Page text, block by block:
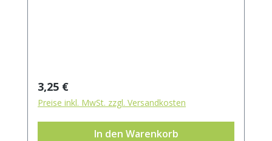
Regulärer Preis:
3,25 €
Preise inkl. MwSt. zzgl. Versandkosten
In den Warenkorb